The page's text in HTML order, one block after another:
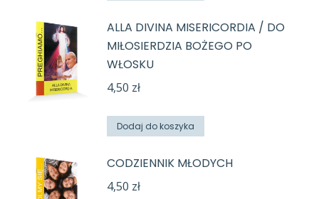
ALLA DIVINA MISERICORDIA / DO
MIŁOSIERDZIA BOŻEGO PO
WŁOSKU
4,50 zł
Dodaj do koszyka
CODZIENNIK MŁODYCH
4,50 zł